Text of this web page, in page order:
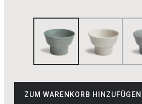
ZUM WARENKORB HINZUFÜGEN